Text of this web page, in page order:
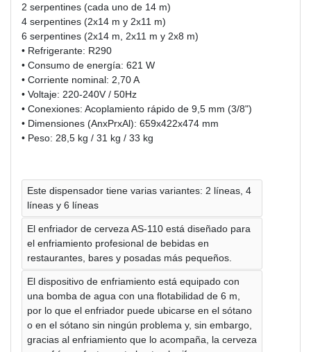
2 serpentines (cada uno de 14 m)
4 serpentines (2x14 m y 2x11 m)
6 serpentines (2x14 m, 2x11 m y 2x8 m)
• Refrigerante: R290
• Consumo de energía: 621 W
• Corriente nominal: 2,70 A
• Voltaje: 220-240V / 50Hz
• Conexiones: Acoplamiento rápido de 9,5 mm (3/8")
• Dimensiones (AnxPrxAl): 659x422x474 mm
• Peso: 28,5 kg / 31 kg / 33 kg
Este dispensador tiene varias variantes: 2 líneas, 4
líneas y 6 líneas
El enfriador de cerveza AS-110 está diseñado para
el enfriamiento profesional de bebidas en
restaurantes, bares y posadas más pequeños.
El dispositivo de enfriamiento está equipado con
una bomba de agua con una flotabilidad de 6 m,
por lo que el enfriador puede ubicarse en el sótano
o en el sótano sin ningún problema y, sin embargo,
gracias al enfriamiento que lo acompaña, la cerveza